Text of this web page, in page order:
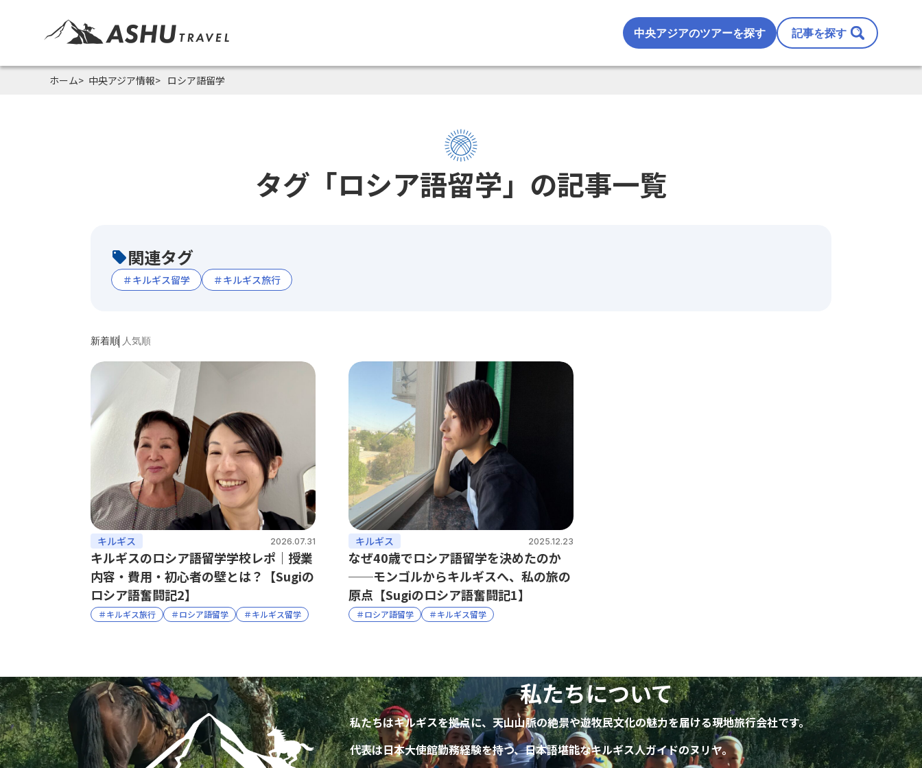
中央アジアのツアーを探す 記事を探す
ホーム 中央アジア情報 ロシア語留学
タグ「ロシア語留学」の記事一覧
関連タグ
＃キルギス留学 ＃キルギス旅行
新着順 人気順
キルギス 2026.07.31
キルギスのロシア語留学学校レポ｜授業
内容・費用・初心者の壁とは？【Sugiの
ロシア語奮闘記2】
＃キルギス旅行 ＃ロシア語留学 ＃キルギス留学
キルギス 2025.12.23
なぜ40歳でロシア語留学を決めたのか
──モンゴルからキルギスへ、私の旅の
原点【Sugiのロシア語奮闘記1】
＃ロシア語留学 ＃キルギス留学
私たちについて
私たちはキルギスを拠点に、天山山脈の絶景や遊牧民文化の魅力を届ける現地旅行会社です。
代表は日本大使館勤務経験を持つ、日本語堪能なキルギス人ガイドのヌリヤ。